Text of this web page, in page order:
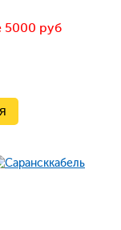
5000 руб